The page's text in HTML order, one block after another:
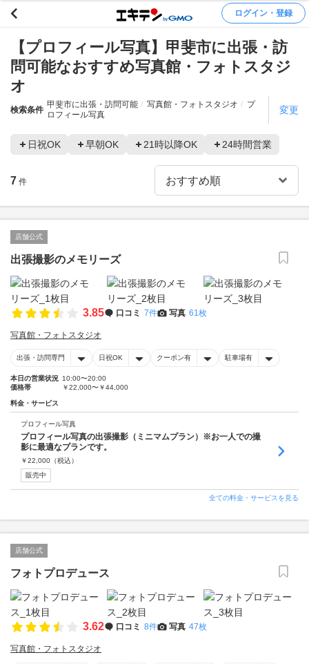
ログイン・登録
【プロフィール写真】甲斐市に出張・訪
問可能なおすすめ写真館・フォトスタジ
オ
検索条件
甲斐市に出張・訪問可能 写真館・フォトスタジオ
プ
ロフィール写真
変更
日祝OK 早朝OK 21時以降OK 24時間営業
7 件
店舗公式
出張撮影のメモリーズ
3.85 口コミ 7件 写真 61枚
写真館・フォトスタジオ
出張・訪問専門 日祝OK クーポン有 駐車場有
本日の営業状況 10:00〜20:00
価格帯
￥22,000〜￥44,000
料金・サービス
プロフィール写真
プロフィール写真の出張撮影（ミニマムプラン）※お一人での撮
影に最適なプランです。
￥22,000 （税込）
販売中
全ての料金・サービスを見る
店舗公式
フォトプロデュース
3.62 口コミ 8件 写真 47枚
写真館・フォトスタジオ